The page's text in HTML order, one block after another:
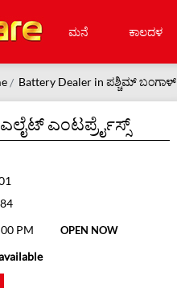
ಮನೆ ಕಾಲದಳ
Battery Dealer in ಪಶ್ಚಿಮ್ ಬಂಗಾಳ್
ಎಂಟರ್ಪ್ರೈಸ್ಸ್
PM
OPEN NOW